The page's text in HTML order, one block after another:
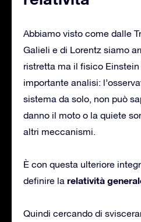
Abbiamo visto come dalle
Galieli e di Lorentz siamo
ristretta ma il fisico Einstein
importante analisi:
sistema da solo, non può
danno il moto o la quiete
altri meccanismi.
È con questa ulteriore
definire la relatività
Quindi cercando di